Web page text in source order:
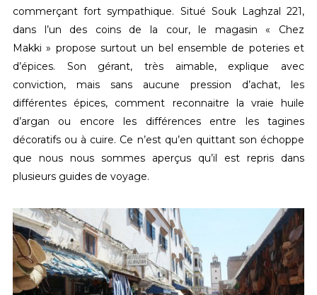
commerçant fort sympathique. Situé Souk Laghzal 221,
dans l’un des coins de la cour, le magasin « Chez
Makki » propose surtout un bel ensemble de poteries et
d’épices. Son gérant, très aimable, explique avec
conviction, mais sans aucune pression d’achat, les
différentes épices, comment reconnaitre la vraie huile
d’argan ou encore les différences entre les tagines
décoratifs ou à cuire. Ce n’est qu’en quittant son échoppe
que nous nous sommes aperçus qu’il est repris dans
plusieurs guides de voyage.